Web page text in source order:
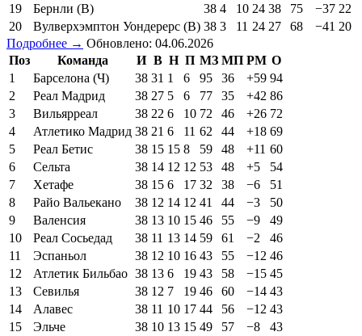
19
Бернли (В) 38 4 10 24 38 75 −37 22
20
Вулверхэмптон Уондерерс (В) 38 3 11 24 27 68 −41 20
Подробнее → Обновлено: 04.06.2026
Поз
Команда И В Н П МЗ МП РМ О
1
Барселона (Ч) 38 31 1 6 95 36 +59 94
2
Реал Мадрид 38 27 5 6 77 35 +42 86
3
Вильярреал 38 22 6 10 72 46 +26 72
4
Атлетико Мадрид 38 21 6 11 62 44 +18 69
5
Реал Бетис 38 15 15 8 59 48 +11 60
6
Сельта 38 14 12 12 53 48 +5
54
7
Хетафе 38 15 6 17 32 38 −6
51
8
Райо Вальекано 38 12 14 12 41 44 −3
50
9
Валенсия 38 13 10 15 46 55 −9
49
10
Реал Сосьедад 38 11 13 14 59 61 −2
46
11
Эспаньол 38 12 10 16 43 55 −12 46
12
Атлетик Бильбао 38 13 6 19 43 58 −15 45
13
Севилья 38 12 7 19 46 60 −14 43
14
Алавес 38 11 10 17 44 56 −12 43
15
Эльче 38 10 13 15 49 57 −8
43